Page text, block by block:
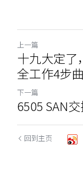
上一篇
十九大定了
全工作4步
下一篇
6505 SAN
回到主页